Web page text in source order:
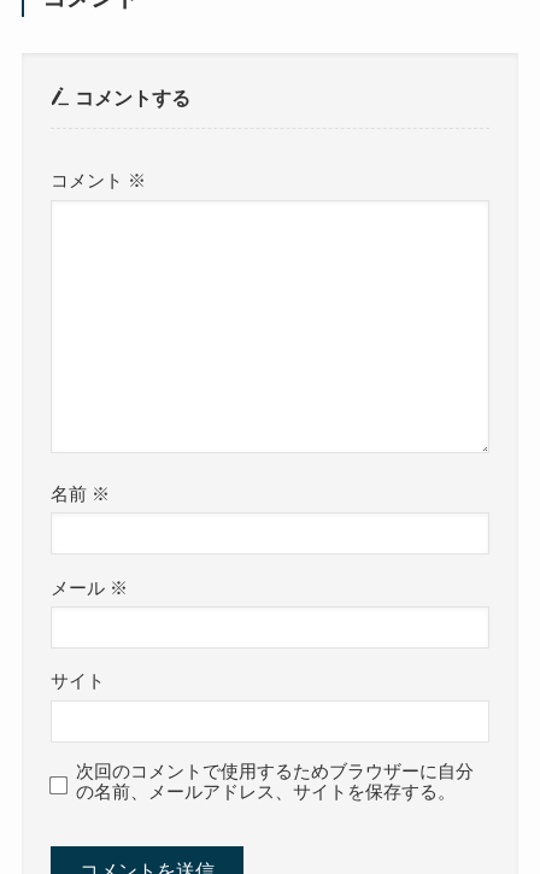
コメントする
コメント ※
名前 ※
メール ※
サイト
次回のコメントで使用するためブラウザーに自分
の名前、メールアドレス、サイトを保存する。